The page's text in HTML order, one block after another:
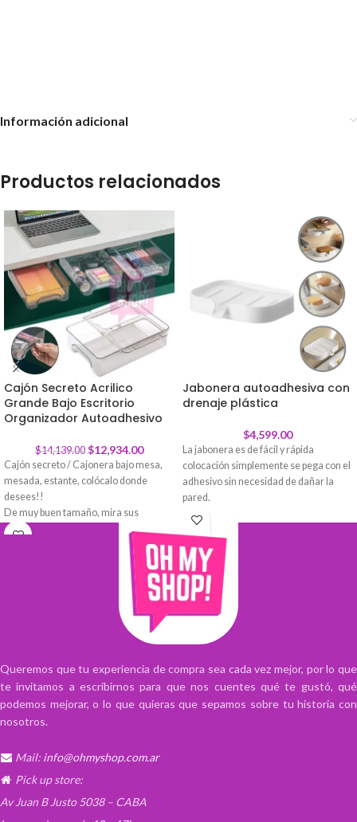
Información adicional
Productos relacionados
-9%
Cajón Secreto Acrilico
Grande Bajo Escritorio
Organizador Autoadhesivo
$14,139.00 $12,934.00
Cajón secreto / Cajonera bajo mesa,
mesada, estante, colócalo donde
desees!!
De muy buen tamaño, mira sus
medidas! De acrilico transparente, en
dos tonalidades claro o oscuro.
Se puede pegar en cualquier lugar para
aprovechar al máximo cualquier
Es ideal para el orden de escritorios,
salas de estar, salas de estudio,
eléctricos, cosméticos, etc.
Jabonera autoadhesiva con
drenaje plástica
$4,599.00
La jabonera es de fácil y rápida
colocación simplemente se pega con el
adhesivo sin necesidad de dañar la
pared.
Posee drenaje lo que permite que el
jabón no quede sobre el agua.
Es fácil de desmontar para su correcta
y buena limpieza.
Ideal para Jabón de Baño o para usar en
Cocina con esponja.
Queremos que tu experiencia de compra sea cada vez mejor, por lo que
te invitamos a escribirnos para que nos cuentes qué te gustó, qué
podemos mejorar, o lo que quieras que sepamos sobre tu historia con
nosotros.
Mail: info@ohmyshop.com.ar
Pick up store:
Av Juan B Justo 5038 – CABA